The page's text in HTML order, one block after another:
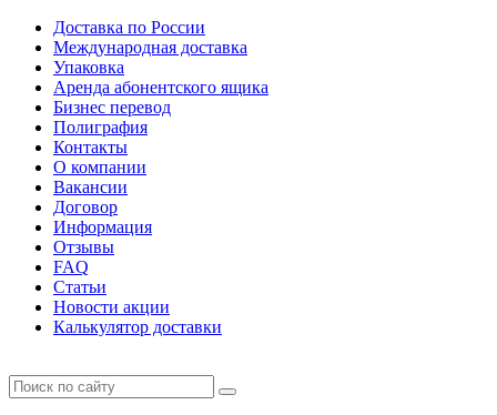
Доставка по России
Международная доставка
Упаковка
Аренда абонентского ящика
Бизнес перевод
Полиграфия
Контакты
О компании
Вакансии
Договор
Информация
Отзывы
FAQ
Статьи
Новости акции
Калькулятор доставки